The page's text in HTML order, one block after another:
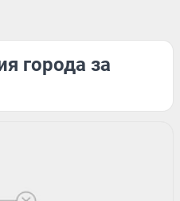
города за